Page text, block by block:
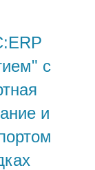
с
и